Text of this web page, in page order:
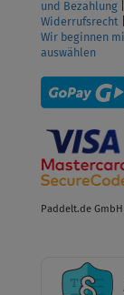
und Bezahlung
Widerrufsrecht
Wir beginnen
auswählen
Paddelt.de